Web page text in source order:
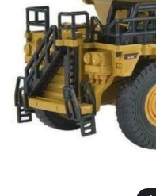
Дроны с 4k
Скоростной
Вертолетик для
Машины 1 к 10